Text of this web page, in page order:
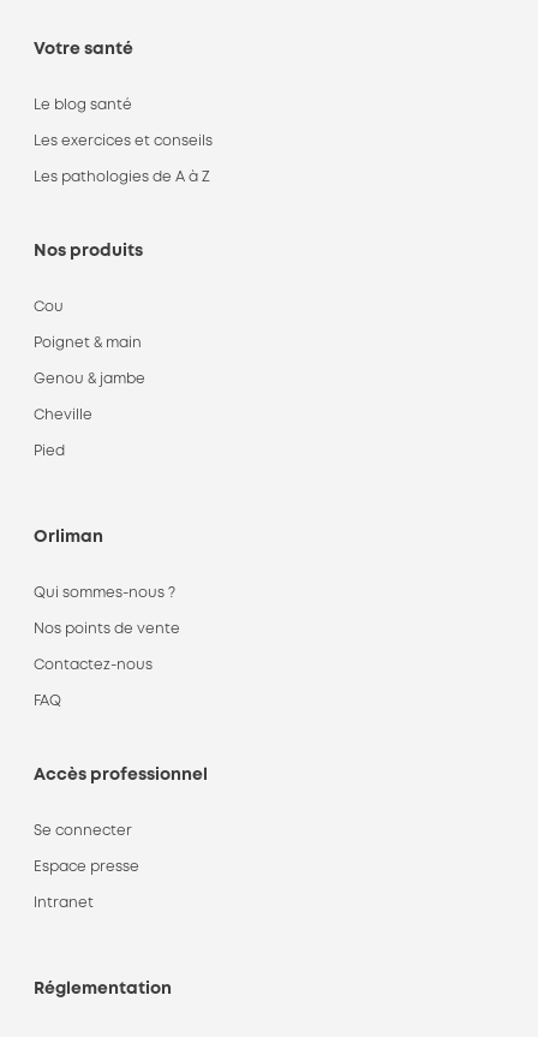
Votre santé
Le blog santé
Les exercices et conseils
Les pathologies de A à Z
Nos produits
Cou
Poignet & main
Genou & jambe
Cheville
Pied
Orliman
Qui sommes-nous ?
Nos points de vente
Contactez-nous
FAQ
Accès professionnel
Se connecter
Espace presse
Intranet
Réglementation